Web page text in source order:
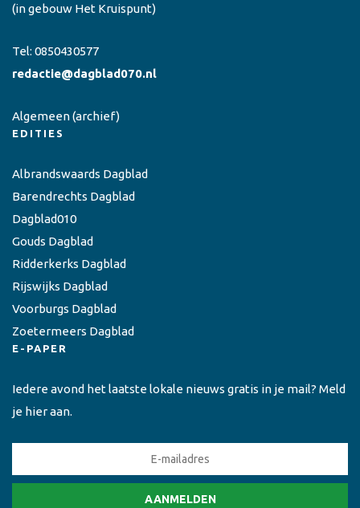
(in gebouw Het Kruispunt)
Tel: 0850430577
redactie@dagblad070.nl
Algemeen(archief)
EDITIES
Albrandswaards Dagblad
Barendrechts Dagblad
Dagblad010
Gouds Dagblad
Ridderkerks Dagblad
Rijswijks Dagblad
Voorburgs Dagblad
Zoetermeers Dagblad
E-PAPER
Iedere avond het laatste lokale nieuws gratis in je mail? Meld
je hier aan.